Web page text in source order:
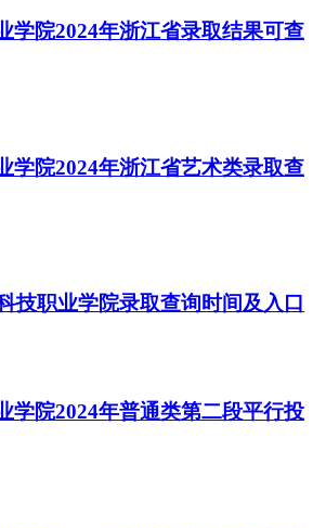
学院2024年浙江省录取结果可查
学院2024年浙江省艺术类录取查
技职业学院录取查询时间及入口
学院2024年普通类第二段平行投